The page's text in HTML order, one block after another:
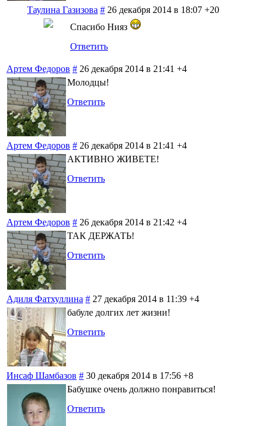
Таулина Газизова # 26 декабря 2014 в 18:07 +20
Спасибо Нияз
Ответить
Артем Федоров # 26 декабря 2014 в 21:41 +4
Молодцы!
Ответить
Артем Федоров # 26 декабря 2014 в 21:41 +4
АКТИВНО ЖИВЕТЕ!
Ответить
Артем Федоров # 26 декабря 2014 в 21:42 +4
ТАК ДЕРЖАТЬ!
Ответить
Адиля Фатхуллина # 27 декабря 2014 в 11:39 +4
бабуле долгих лет жизни!
Ответить
Инсаф Шамбазов # 30 декабря 2014 в 17:56 +8
Бабушке очень должно понравиться!
Ответить